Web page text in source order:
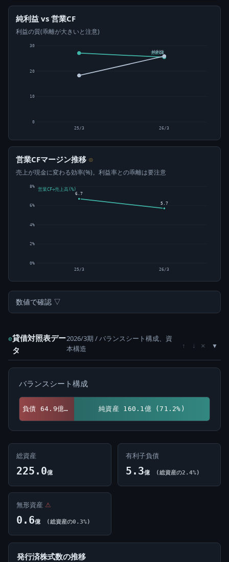
純利益 vs 営業CF
利益の質(乖離が大きいと注意)
0
10
20
30
営業CF
純利益
25/3 26/3
営業CFマージン推移 ⊙
売上が現金に変わる効率(%)。利益率との乖離は要注意
0%
2%
4%
6%
8%
6.7
25/3
5.7
26/3
営業CF÷売上高(%)
数値で確認 ▽
e貸借対照表デー
タ
2026/3期 / バランスシート構成、資
本構造
↑ ↓ ×
バランスシート構成
負債 64.9億 (28.8%) 純資産 160.1億 (71.2%)
総資産
225.0億
有利子負債
5.3億 (総資産の2.4%)
無形資産 ⚠
0.6億 (総資産の0.3%)
発行済株式数の推移